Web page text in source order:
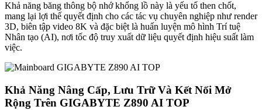
Khả năng băng thông bộ nhớ khổng lồ này là yếu tố then chốt,
mang lại lợi thế quyết định cho các tác vụ chuyên nghiệp như render
3D, biên tập video 8K và đặc biệt là huấn luyện mô hình Trí tuệ
Nhân tạo (AI), nơi tốc độ truy xuất dữ liệu quyết định hiệu suất làm
việc.
Khả Năng Nâng Cấp, Lưu Trữ Và Kết Nối Mở
Rộng Trên GIGABYTE Z890 AI TOP